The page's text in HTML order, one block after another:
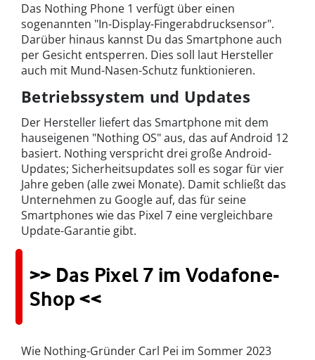
Das Nothing Phone 1 verfügt über einen
sogenannten "In-Display-Fingerabdrucksensor".
Darüber hinaus kannst Du das Smartphone auch
per Gesicht entsperren. Dies soll laut Hersteller
auch mit Mund-Nasen-Schutz funktionieren.
Betriebssystem und Updates
Der Hersteller liefert das Smartphone mit dem
hauseigenen "Nothing OS" aus, das auf Android 12
basiert. Nothing verspricht drei große Android-
Updates; Sicherheitsupdates soll es sogar für vier
Jahre geben (alle zwei Monate). Damit schließt das
Unternehmen zu Google auf, das für seine
Smartphones wie das Pixel 7 eine vergleichbare
Update-Garantie gibt.
>> Das Pixel 7 im Vodafone-
Shop <<
Wie Nothing-Gründer Carl Pei im Sommer 2023